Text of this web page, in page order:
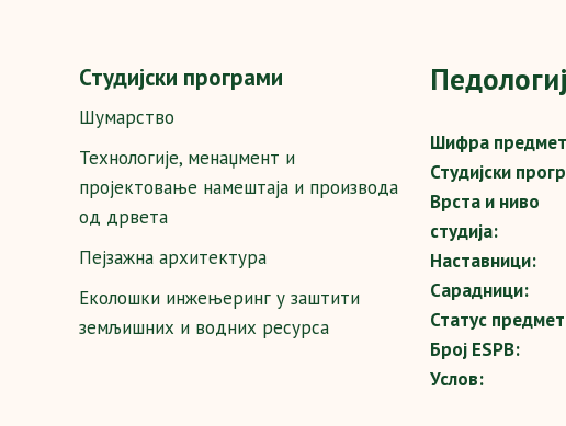
Студијски програми
Шумарство
Технологије, менаџмент и
пројектовање намештаја и производа
од дрвета
Пејзажна архитектура
Еколошки инжењеринг у заштити
земљишних и водних ресурса
Шифра
Студијски
Врста и ниво
студија:
Наставници:
Сарадници:
Статус
Број ESPB:
Услов: